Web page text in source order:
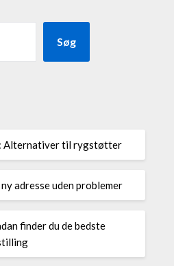
Søg
Alternativer til rygstøtter
adresse uden problemer
finder du de bedste